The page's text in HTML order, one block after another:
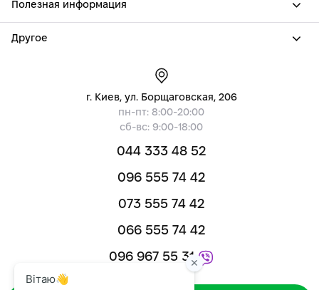
Полезная информация
Другое
г. Киев, ул. Борщаговская, 206
пн-пт: 8:00-20:00
сб-вс: 9:00-18:00
044 333 48 52
096 555 74 42
073 555 74 42
066 555 74 42
096 967 55 31